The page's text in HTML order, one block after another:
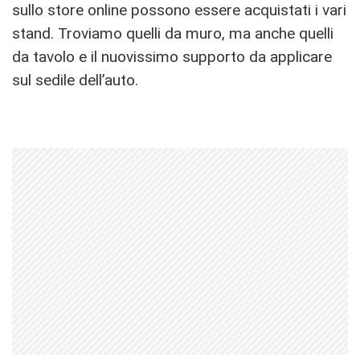
sullo store online possono essere acquistati i vari
stand. Troviamo quelli da muro, ma anche quelli
da tavolo e il nuovissimo supporto da applicare
sul sedile dell’auto.